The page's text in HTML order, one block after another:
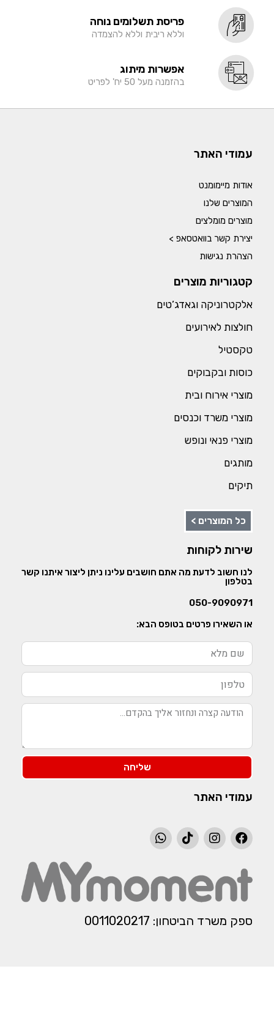
פריסת תשלומים נוחה
וללא ריבית וללא להצמדה
אפשרות מיתוג
בהזמנה מעל 50 יח' לפריט
עמודי האתר
אודות מיימומנט
המוצרים שלנו
מוצרים מומלצים
יצירת קשר בוואטסאפ >
הצהרת נגישות
קטגוריות מוצרים
אלקטרוניקה וגאדג’טים
חולצות לאירועים
טקסטיל
כוסות ובקבוקים
מוצרי אירוח ובית
מוצרי משרד וכנסים
מוצרי פנאי ונופש
מותגים
תיקים
כל המוצרים >
שירות לקוחות
לנו חשוב לדעת מה אתם חושבים עלינו ניתן ליצור איתנו קשר
בטלפון
050-9090971
או השאירו פרטים בטופס הבא:
שליחה
עמודי האתר
ספק משרד הביטחון: 0011020217​​